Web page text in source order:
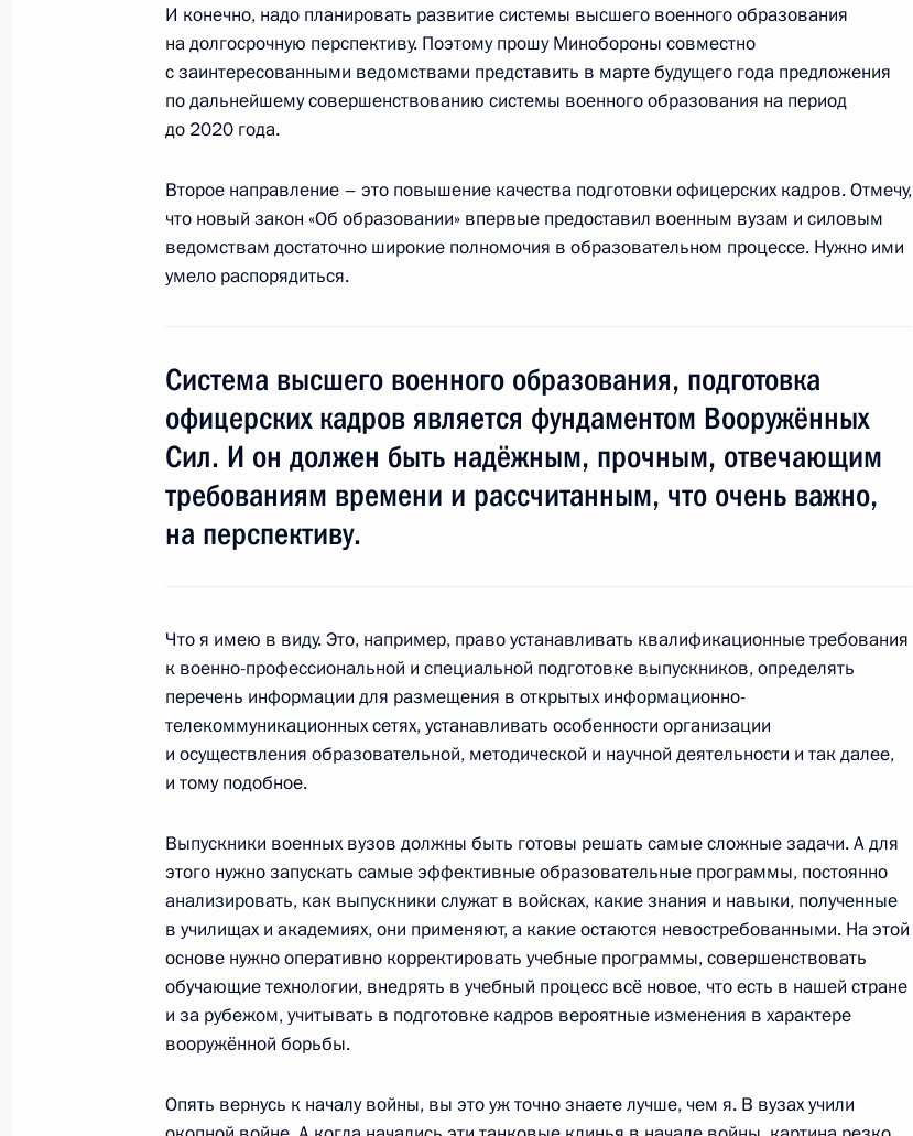
Официальный визит во Вьетнам
12 ноября 2013 года, 17:30 Ханой
12 ноября 2013 года, 17:00 Московская область, Ново-Огарёво
11 ноября 2013 года, понедельник
11 ноября 2013 года, 20:15 Верхняя Пышма
Форум межрегионального сотрудничества России и Казахстана
11 ноября 2013 года, 15:30 Екатеринбург
Показать предыдущие материалы
Встреча с военнослужащими Военно-Морского Флота
26 июля 2026 года
И конечно, надо планировать развитие системы высшего военного образования
на долгосрочную перспективу. Поэтому прошу Минобороны совместно
с заинтересованными ведомствами представить в марте будущего года предложения
по дальнейшему совершенствованию системы военного образования на период
до 2020 года.
Второе направление – это повышение качества подготовки офицерских кадров. Отмечу,
что новый закон «Об образовании» впервые предоставил военным вузам и силовым
ведомствам достаточно широкие полномочия в образовательном процессе. Нужно ими
умело распорядиться.
Система высшего военного образования, подготовка
офицерских кадров является фундаментом Вооружённых
Сил. И он должен быть надёжным, прочным, отвечающим
требованиям времени и рассчитанным, что очень важно,
на перспективу.
Что я имею в виду. Это, например, право устанавливать квалификационные требования
к военно-профессиональной и специальной подготовке выпускников, определять
перечень информации для размещения в открытых информационно-
телекоммуникационных сетях, устанавливать особенности организации
и осуществления образовательной, методической и научной деятельности и так далее,
и тому подобное.
Выпускники военных вузов должны быть готовы решать самые сложные задачи. А для
этого нужно запускать самые эффективные образовательные программы, постоянно
анализировать, как выпускники служат в войсках, какие знания и навыки, полученные
в училищах и академиях, они применяют, а какие остаются невостребованными. На этой
основе нужно оперативно корректировать учебные программы, совершенствовать
обучающие технологии, внедрять в учебный процесс всё новое, что есть в нашей стране
и за рубежом, учитывать в подготовке кадров вероятные изменения в характере
вооружённой борьбы.
Опять вернусь к началу войны, вы это уж точно знаете лучше, чем я. В вузах учили